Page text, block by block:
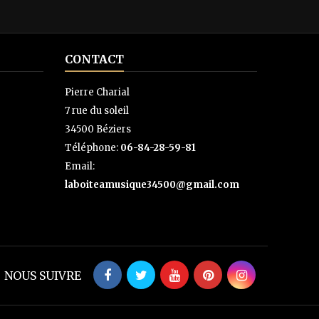
CONTACT
Pierre Charial
7 rue du soleil
34500 Béziers
Téléphone: 06-84-28-59-81
Email:
laboiteamusique34500@gmail.com
NOUS SUIVRE